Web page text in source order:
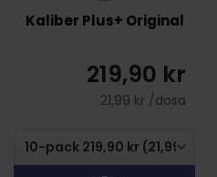
Kaliber Plus+ Original
219,90 kr
21,99 kr /dosa